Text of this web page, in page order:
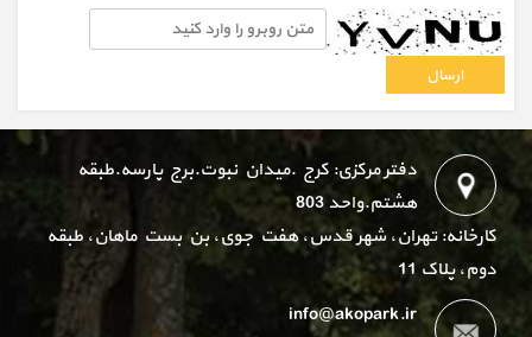
دفتر مرکزی: کرج .میدان نبوت.برج پارسه.طبقه
هشتم.واحد 803
کارخانه: تهران، شهر قدس، هفت جوی، بن بست ماهان، طبقه
دوم، پلاک 11
info@akopark.ir